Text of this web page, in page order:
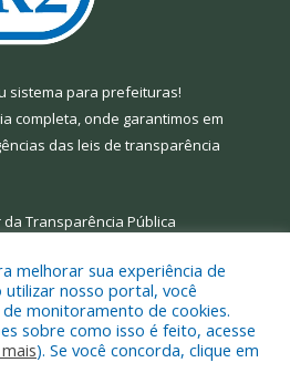
sistema para prefeituras!
completa, onde garantimos em
das leis de transparência
da Transparência Pública
a Prefeitura Municipal de Limoeiro
do Ajuru.
melhorar sua experiência de
nosso portal, você
monitoramento de cookies.
sobre como isso é feito, acesse
). Se você concorda, clique em